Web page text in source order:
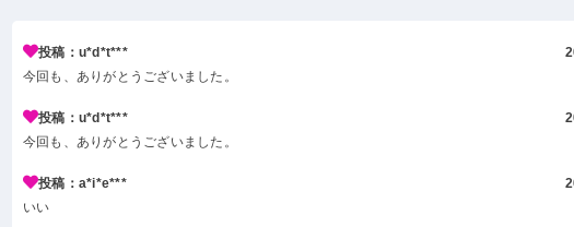
投稿：u*d*t***
今回も、ありがとうございました。
投稿：u*d*t***
今回も、ありがとうございました。
投稿：a*i*e***
いい